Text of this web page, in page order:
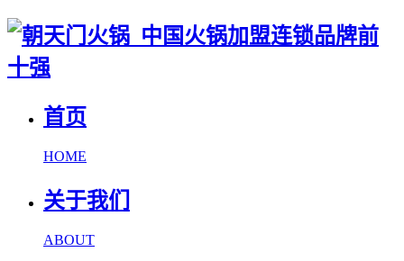
首页
HOME
关于我们
ABOUT